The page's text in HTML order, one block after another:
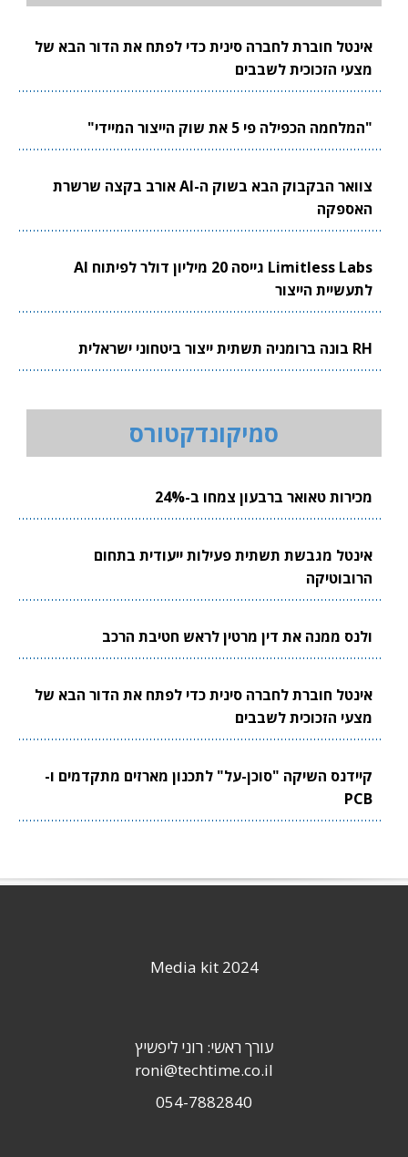
אינטל חוברת לחברה סינית כדי לפתח את הדור הבא של
מצעי הזכוכית לשבבים
"המלחמה הכפילה פי 5 את שוק הייצור המיידי"
צוואר הבקבוק הבא בשוק ה-AI אורב בקצה שרשרת
האספקה
Limitless Labs גייסה 20 מיליון דולר לפיתוח AI
לתעשיית הייצור
RH בונה ברומניה תשתית ייצור ביטחוני ישראלית
סמיקונדקטורס
מכירות טאואר ברבעון צמחו ב-24%
אינטל מגבשת תשתית פעילות ייעודית בתחום
הרובוטיקה
ולנס ממנה את דין מרטין לראש חטיבת הרכב
אינטל חוברת לחברה סינית כדי לפתח את הדור הבא של
מצעי הזכוכית לשבבים
קיידנס השיקה "סוכן-על" לתכנון מארזים מתקדמים ו-
PCB
Media kit 2024
עורך ראשי: רוני ליפשיץ
roni@techtime.co.il
054-7882840